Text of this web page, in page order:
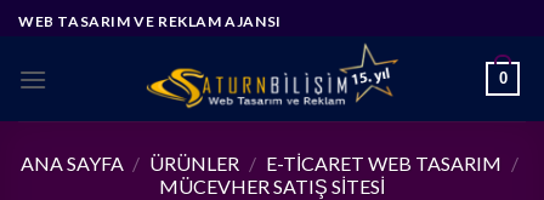
Skip
content
WEB TASARIM VE REKLAM AJANSI
0
ANA SAYFA / ÜRÜNLER / E-TICARET WEB TASARIM /
MÜCEVHER SATIŞ SITESI